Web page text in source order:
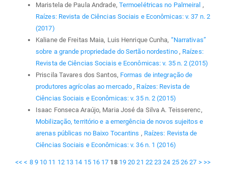
Maristela de Paula Andrade, Termoelétricas no Palmeiral ,
Raízes: Revista de Ciências Sociais e Econômicas: v. 37 n. 2
(2017)
Kaliane de Freitas Maia, Luis Henrique Cunha, “Narrativas”
sobre a grande propriedade do Sertão nordestino , Raízes:
Revista de Ciências Sociais e Econômicas: v. 35 n. 2 (2015)
Priscila Tavares dos Santos, Formas de integração de
produtores agrícolas ao mercado , Raízes: Revista de
Ciências Sociais e Econômicas: v. 35 n. 2 (2015)
Isaac Fonseca Araújo, Maria José da Silva A. Teisserenc,
Mobilização, território e a emergência de novos sujeitos e
arenas públicas no Baixo Tocantins , Raízes: Revista de
Ciências Sociais e Econômicas: v. 36 n. 1 (2016)
<< < 8 9 10 11 12 13 14 15 16 17 18 19 20 21 22 23 24 25 26 27 > >>